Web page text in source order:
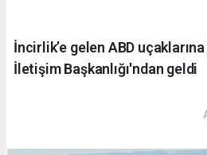
İncirlik’e gelen ABD
İletişim Başkanlığı'ndan geldi